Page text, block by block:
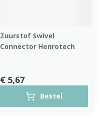
Zuurstof Swivel
Connector Henrotech
€ 5,67
Bestel